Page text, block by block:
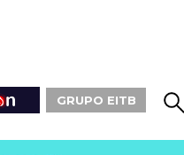
GRUPO EITB